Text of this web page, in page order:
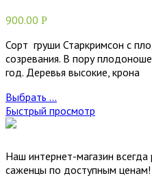
900.00 Р
Сорт груши Старкримсон с
созревания. В пору
год. Деревья высокие, крона
Выбрать ...
Быстрый просмотр
Наш интернет-магазин
саженцы по доступным ценам!